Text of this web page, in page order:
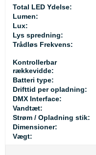
Total LED Ydelse:
Lumen:
Lux:
Lys spredning:
Trådløs Frekvens:
Kontrollerbar
rækkevidde:
Batteri type:
Drifttid per opladning:
DMX Interface:
Vandtæt:
Strøm / Opladning stik:
Dimensioner:
Vægt: